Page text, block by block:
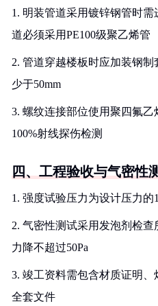
1. 明装管道采用镀锌钢管时
道必须采用PE100级聚乙烯管
2. 管道穿越楼板时应加装钢
少于50mm
3. 螺纹连接部位使用聚四氟
100%射线探伤检测
四、工程验收与气密性
1. 强度试验压力为设计压力
2. 气密性测试采用发泡剂检
力降不超过50Pa
3. 竣工资料需包含材质证明
全套文件